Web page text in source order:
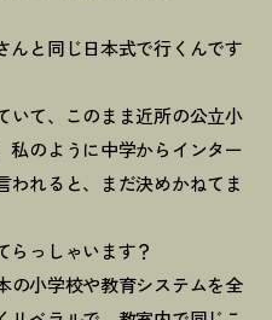
と同じ日本式で行くんです
て、このまま近所の公立小
私のように中学からインター
われると、まだ決めかねてま
っしゃいます？
小学校や教育システムを全